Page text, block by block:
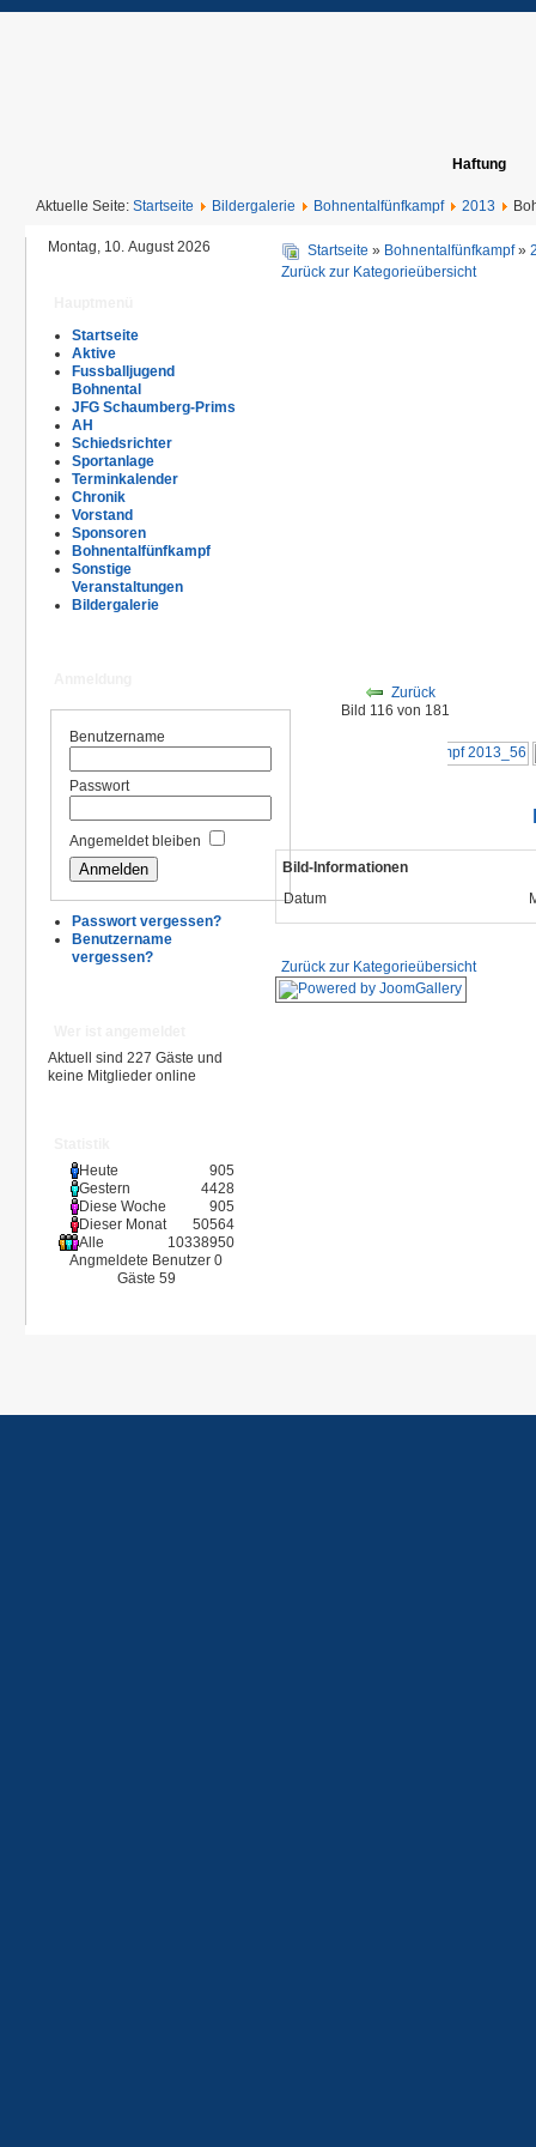
Haftung
Aktuelle Seite: Startseite Bildergalerie Bohnentalfünfkampf 2013
Montag, 10. August 2026
Startseite
Aktive
Fussballjugend
Bohnental
JFG Schaumberg-Prims
AH
Schiedsrichter
Sportanlage
Terminkalender
Chronik
Vorstand
Sponsoren
Bohnentalfünfkampf
Sonstige
Veranstaltungen
Bildergalerie
Benutzername
Passwort
Angemeldet bleiben
Passwort vergessen?
Benutzername
vergessen?
Aktuell sind 227 Gäste und
keine Mitglieder online
Heute
905
Gestern
4428
Diese Woche
905
Dieser Monat
50564
Alle
10338950
Angmeldete Benutzer 0
Gäste 59
Startseite » Bohnentalfünfkampf»
Zurück zur Kategorieübersicht
Zurück
Bild 116 von 181
Bild-Informationen
Datum
Zurück zur Kategorieübersicht